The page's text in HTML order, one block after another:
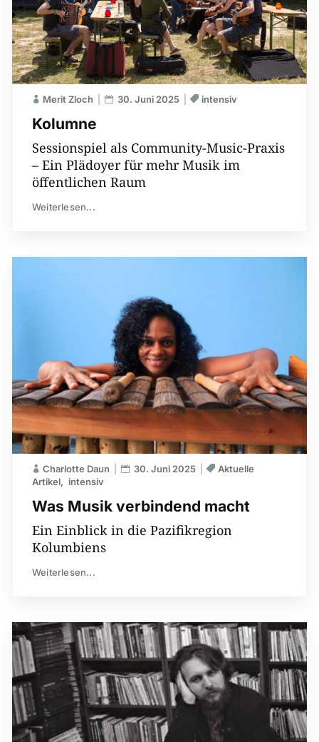
Kolumne
Merit Zloch 30. Juni 2025 intensiv
Sessionspiel als Community-Music-Praxis
– Ein Plädoyer für mehr Musik im
öffentlichen Raum
Weiterlesen...
Was Musik verbindend macht
Charlotte Daun 30. Juni 2025
Aktuelle
Artikel
intensiv
Ein Einblick in die Pazifikregion
Kolumbiens
Weiterlesen...